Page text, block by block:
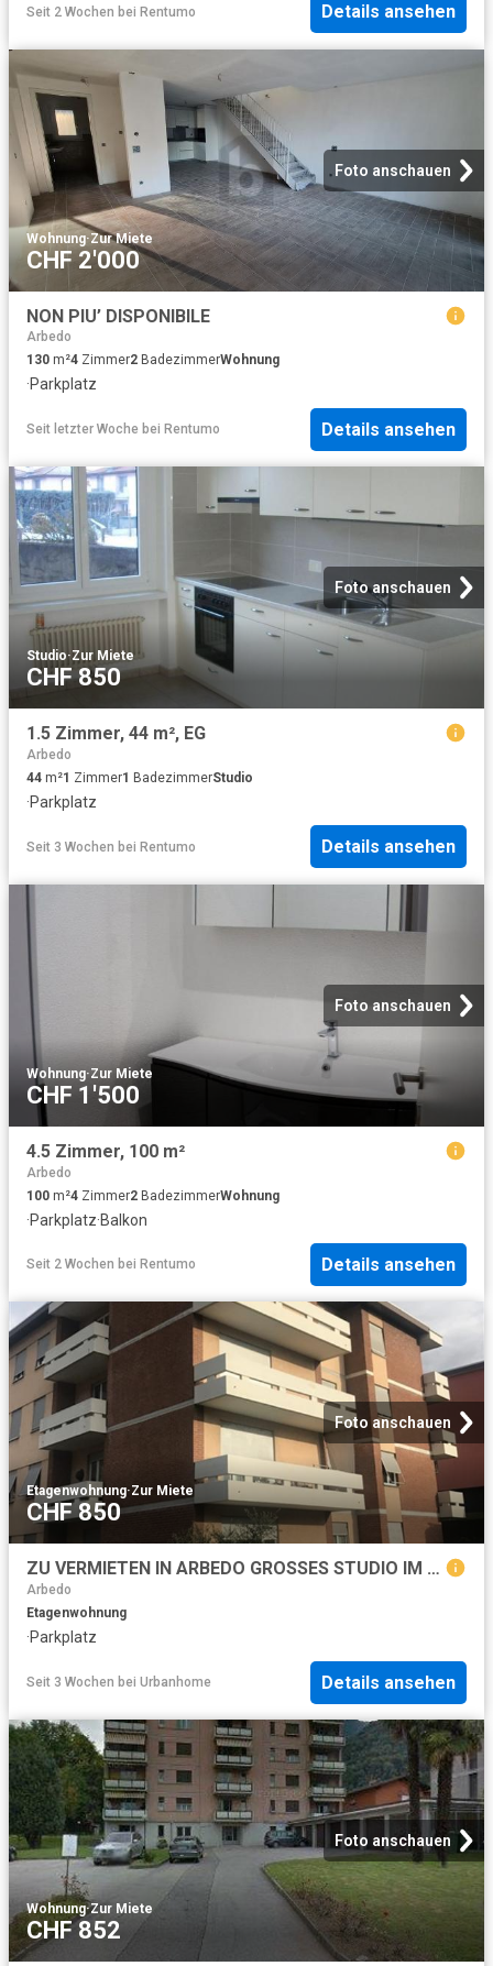
Seit 2 Wochen bei Rentumo Details ansehen
Foto anschauen
Wohnung·Zur Miete
CHF 2'000
NON PIU’ DISPONIBILE
Arbedo
130 m²4 Zimmer2 BadezimmerWohnung
·Parkplatz
Seit letzter Woche bei Rentumo Details ansehen
Foto anschauen
Studio·Zur Miete
CHF 850
1.5 Zimmer, 44 m², EG
Arbedo
44 m²1 Zimmer1 BadezimmerStudio
·Parkplatz
Seit 3 Wochen bei Rentumo Details ansehen
Foto anschauen
Wohnung·Zur Miete
CHF 1'500
4.5 Zimmer, 100 m²
Arbedo
100 m²4 Zimmer2 BadezimmerWohnung
·Parkplatz·Balkon
Seit 2 Wochen bei Rentumo Details ansehen
Foto anschauen
Etagenwohnung·Zur Miete
CHF 850
ZU VERMIETEN IN ARBEDO GROSSES STUDIO IM ERDGESCHOSS
Arbedo
Etagenwohnung
·Parkplatz
Seit 3 Wochen bei Urbanhome Details ansehen
Foto anschauen
Wohnung·Zur Miete
CHF 852